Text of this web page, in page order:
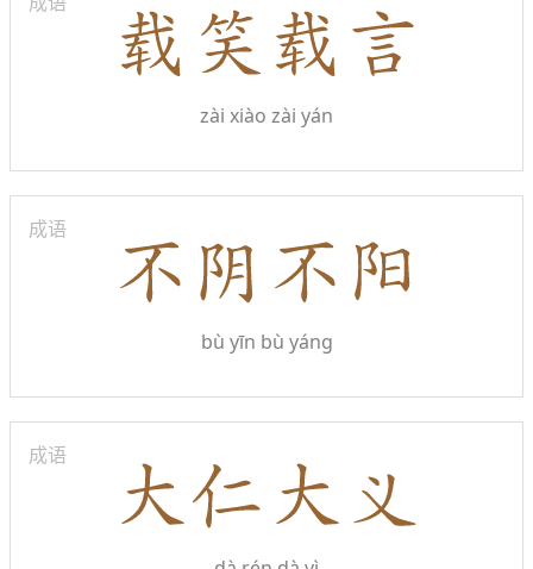
zài xiào zài yán
成语
bù yīn bù yáng
成语